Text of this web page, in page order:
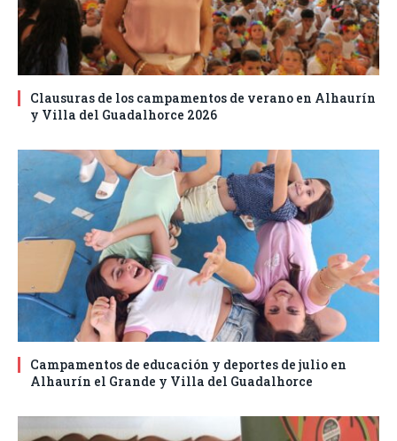
Clausuras de los campamentos de verano en Alhaurín
y Villa del Guadalhorce 2026
Campamentos de educación y deportes de julio en
Alhaurín el Grande y Villa del Guadalhorce